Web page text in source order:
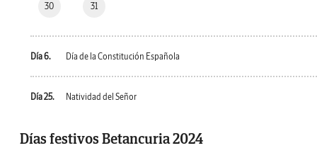
30 31
Día 6. Día de la Constitución Española
Día 25. Natividad del Señor
Días festivos Betancuria 2024